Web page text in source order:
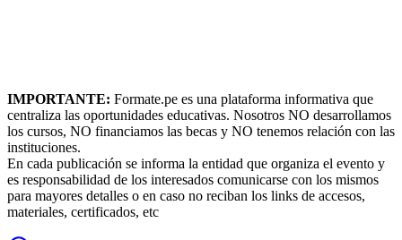
IMPORTANTE: Formate.pe es una plataforma informativa que
centraliza las oportunidades educativas. Nosotros NO desarrollamos
los cursos, NO financiamos las becas y NO tenemos relación con las
instituciones.
En cada publicación se informa la entidad que organiza el evento y
es responsabilidad de los interesados comunicarse con los mismos
para mayores detalles o en caso no reciban los links de accesos,
materiales, certificados, etc